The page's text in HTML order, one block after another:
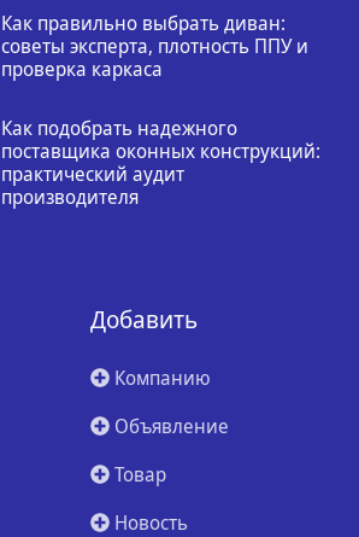
Как правильно выбрать диван:
советы эксперта, плотность ППУ и
проверка каркаса
Как подобрать надежного
поставщика оконных конструкций:
практический аудит
производителя
Добавить
Компанию
Объявление
Товар
Новость